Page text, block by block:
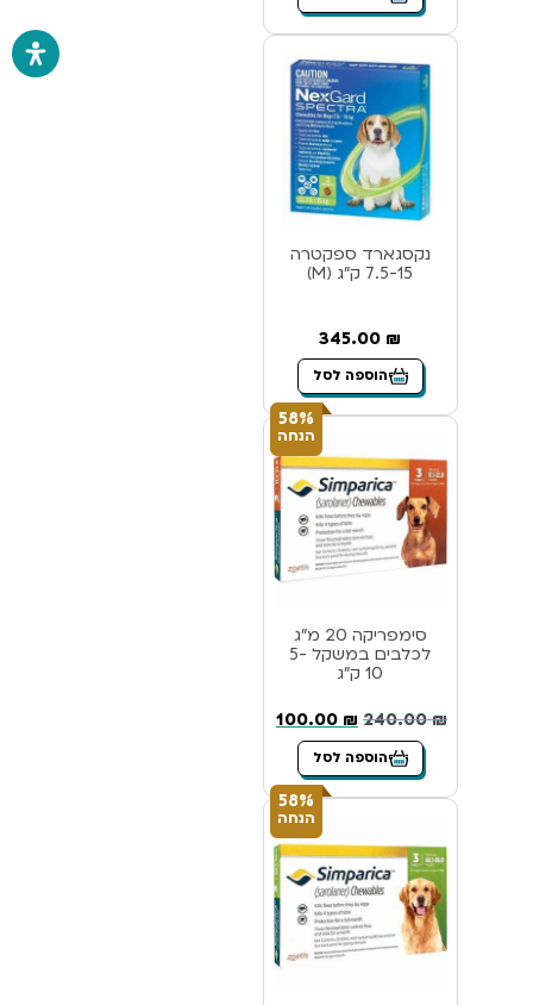
נקסגארד ספקטרה
7.5-15 ק”ג (M)
345.00 ₪
הוספה לסל
58%
הנחה
סימפריקה 20 מ”ג
לכלבים במשקל 5-
10 ק”ג
240.00₪
100.00 ₪
הוספה לסל
58%
הנחה